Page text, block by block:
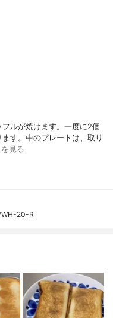
ルが焼けます。一度に2個
す。中のプレートは、取り
見る
20-R